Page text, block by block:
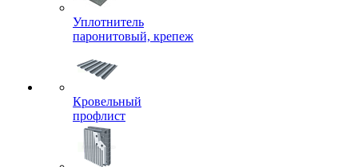
Уплотнитель
паронитовый, крепеж
Кровельный
профлист